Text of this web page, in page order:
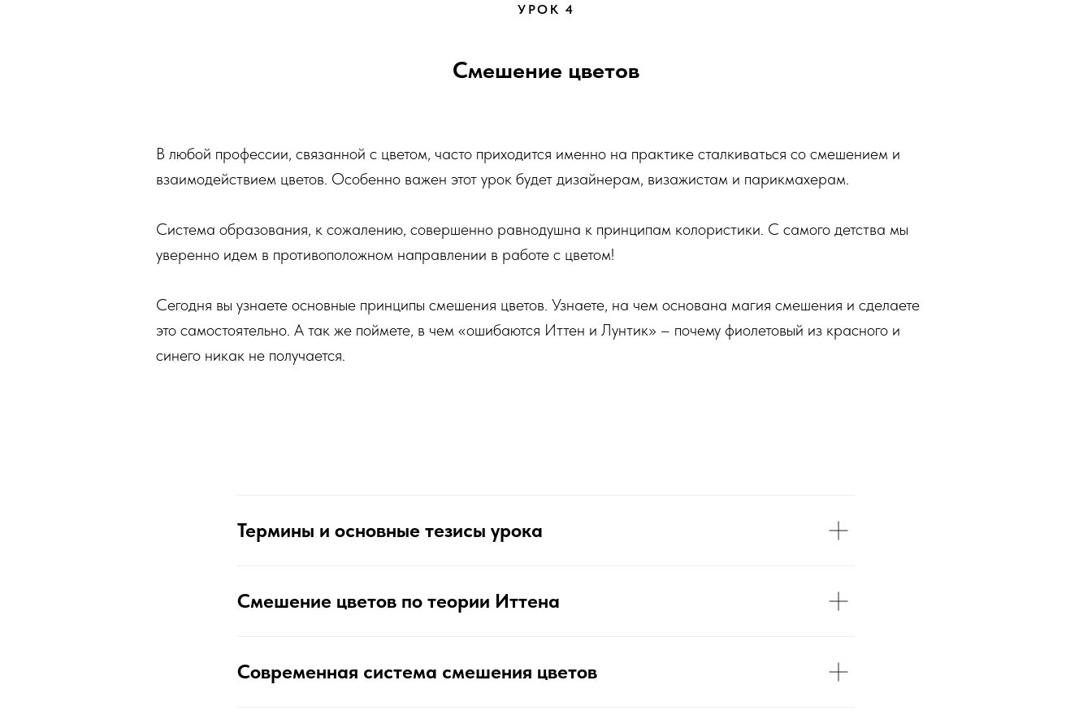
УРОК 4
Смешение цветов
В любой профессии, связанной с цветом, часто приходится именно на практике сталкиваться со смешением и
взаимодействием цветов. Особенно важен этот урок будет дизайнерам, визажистам и парикмахерам.
Система образования, к сожалению, совершенно равнодушна к принципам колористики. С самого детства мы
уверенно идем в противоположном направлении в работе с цветом!
Сегодня вы узнаете основные принципы смешения цветов. Узнаете, на чем основана магия смешения и сделаете
это самостоятельно. А так же поймете, в чем «ошибаются Иттен и Лунтик» – почему фиолетовый из красного и
синего никак не получается.
Термины и основные тезисы урока
Смешение цветов по теории Иттена
Современная система смешения цветов